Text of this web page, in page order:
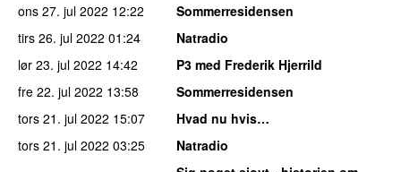
ons 27. jul 2022 12:22
Sommerresidensen
tirs 26. jul 2022 01:24
Natradio
lør 23. jul 2022 14:42
P3 med Frederik Hjerrild
fre 22. jul 2022 13:58
Sommerresidensen
tors 21. jul 2022 15:07
Hvad nu hvis…
tors 21. jul 2022 03:25
Natradio